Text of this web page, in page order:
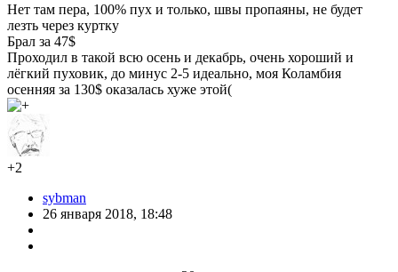
Нет там пера, 100% пух и только, швы пропаяны, не будет
лезть через куртку
Брал за 47$
Проходил в такой всю осень и декабрь, очень хороший и
лёгкий пуховик, до минус 2-5 идеально, моя Коламбия
осенняя за 130$ оказалась хуже этой(
+2
sybman
26 января 2018, 18:48